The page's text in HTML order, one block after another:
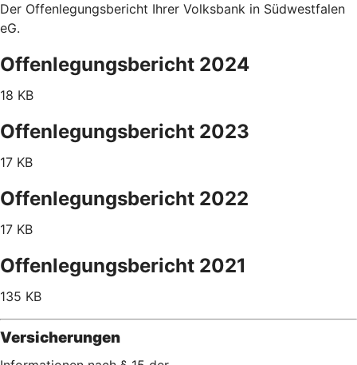
Der Offenlegungsbericht Ihrer Volksbank in Südwestfalen
eG.
Offenlegungsbericht 2024
18 KB
Offenlegungsbericht 2023
17 KB
Offenlegungsbericht 2022
17 KB
Offenlegungsbericht 2021
135 KB
Versicherungen